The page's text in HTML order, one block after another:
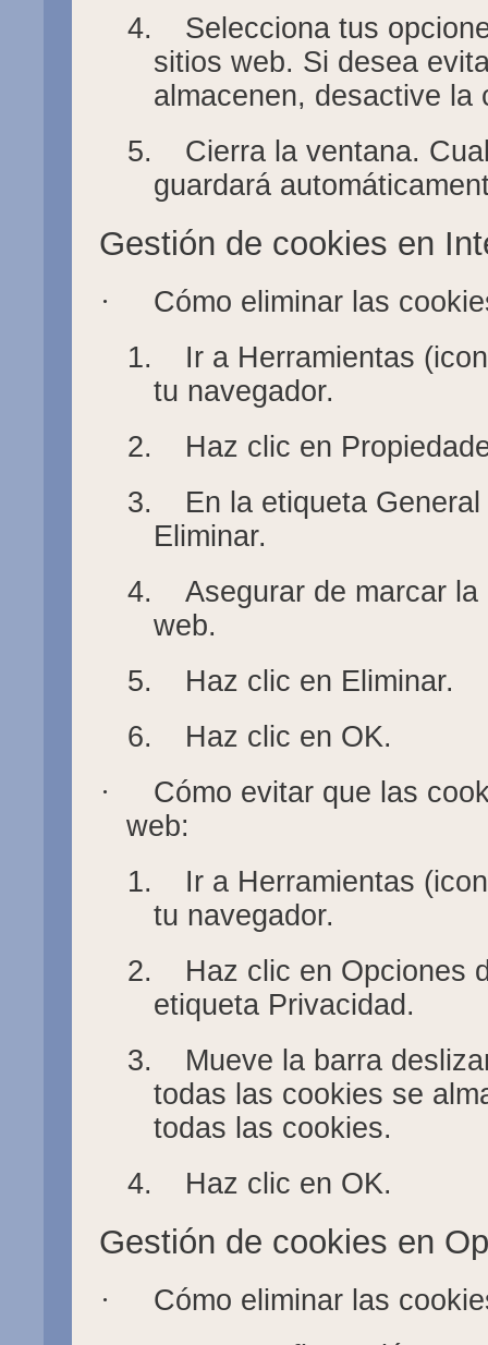
4.
Selecciona tus
sitios web. Si desea
almacenen, desactive la
5.
Cierra la ventana.
guardará
Gestión de cookies en
·
Cómo eliminar las
1.
Ir a Herramientas
tu navegador.
2.
Haz clic en
3.
En la etiqueta
Eliminar.
4.
Asegurar de marcar
web.
5.
Haz clic en Eliminar.
6.
Haz clic en OK.
·
Cómo evitar que las
web:
1.
Ir a Herramientas
tu navegador.
2.
Haz clic en Opciones
etiqueta Privacidad.
3.
Mueve la barra
todas las cookies se
todas las cookies.
4.
Haz clic en OK.
Gestión de cookies en
·
Cómo eliminar las